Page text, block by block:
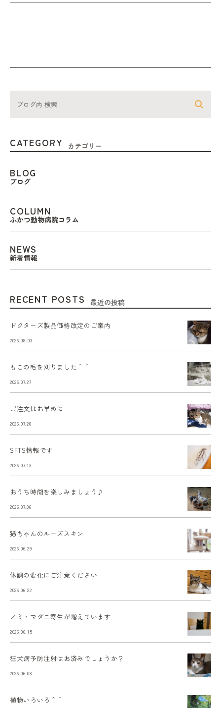
CATEGORY カテゴリー
BLOG
ブログ
COLUMN
ふかつ動物病院コラム
NEWS
新着情報
RECENT POSTS 最近の投稿
ドクターズ製品価格改定のご案内
2026.08.03
もこの毛を刈りました＾＾
2026.07.27
ご注文はお早めに
2026.07.20
SFTS情報です
2026.07.13
おうち時間を楽しみましょう♪
2026.07.06
猫ちゃんのルーズスキン
2026.06.29
体調の変化にご注意ください
2026.06.22
ノミ・マダニ寄生が増えています
2026.06.15
狂犬病予防注射はお済みでしょうか？
2026.06.08
植物いろいろ＾＾